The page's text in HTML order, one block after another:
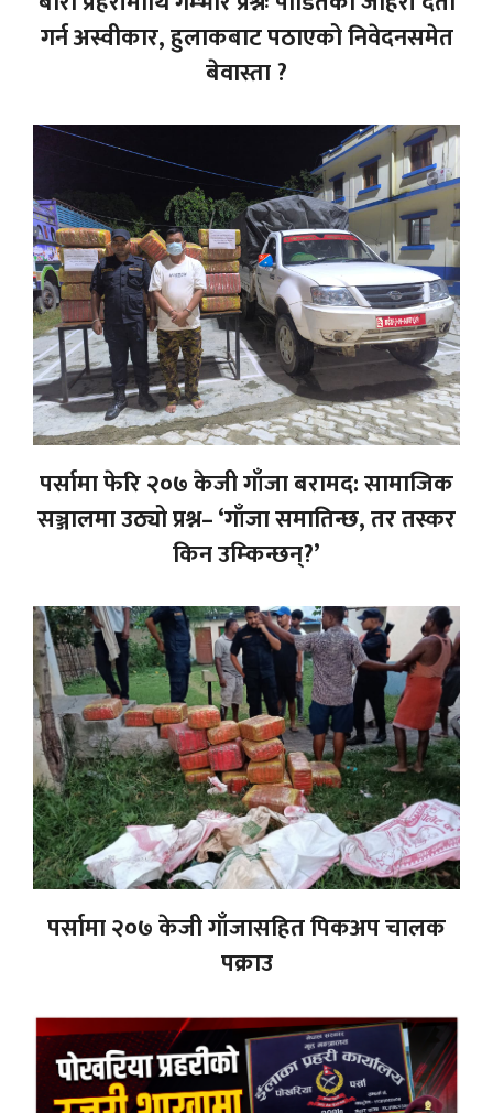
गर्न अस्वीकार, हुलाकबाट पठाएको निवेदनसमेत
बेवास्ता ?
पर्सामा फेरि २०७ केजी गाँजा बरामद: सामाजिक
सञ्जालमा उठ्यो प्रश्न– ‘गाँजा समातिन्छ, तर तस्कर
किन उम्किन्छन्?’
पर्सामा २०७ केजी गाँजासहित पिकअप चालक
पक्राउ